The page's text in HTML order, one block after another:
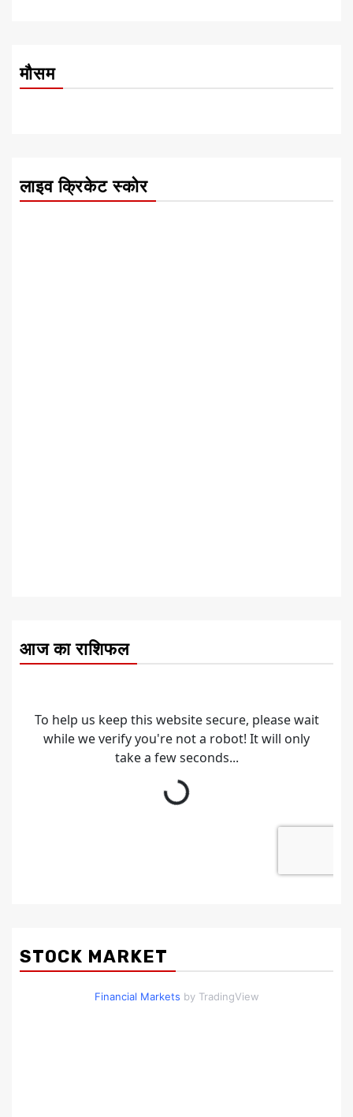
मौसम
लाइव क्रिकेट स्कोर
आज का राशिफल
STOCK MARKET
Financial Markets by TradingView